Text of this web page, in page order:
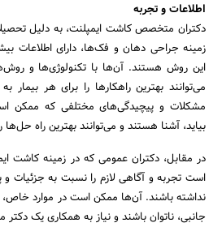
اطلاعات و تجربه
دکتران متخصص کاشت ایمپلنت، به دلیل
زمینه جراحی دهان و فک‌ها، دارای اطلاعات
این روش هستند. آن‌ها با تکنولوژی‌ها و
می‌توانند بهترین راهکارها را برای هر بیمار
مشکلات و پیچیدگی‌های مختلفی که ممکن
بیاید، آشنا هستند و می‌توانند بهترین راه حل‌ها
در مقابل، دکتران عمومی که در زمینه کاشت
است تجربه و آگاهی لازم را نسبت به جزئیات
نداشته باشند. آن‌ها ممکن است در موارد خاص،
جانبی، ناتوان باشند و نیاز به همکاری یک